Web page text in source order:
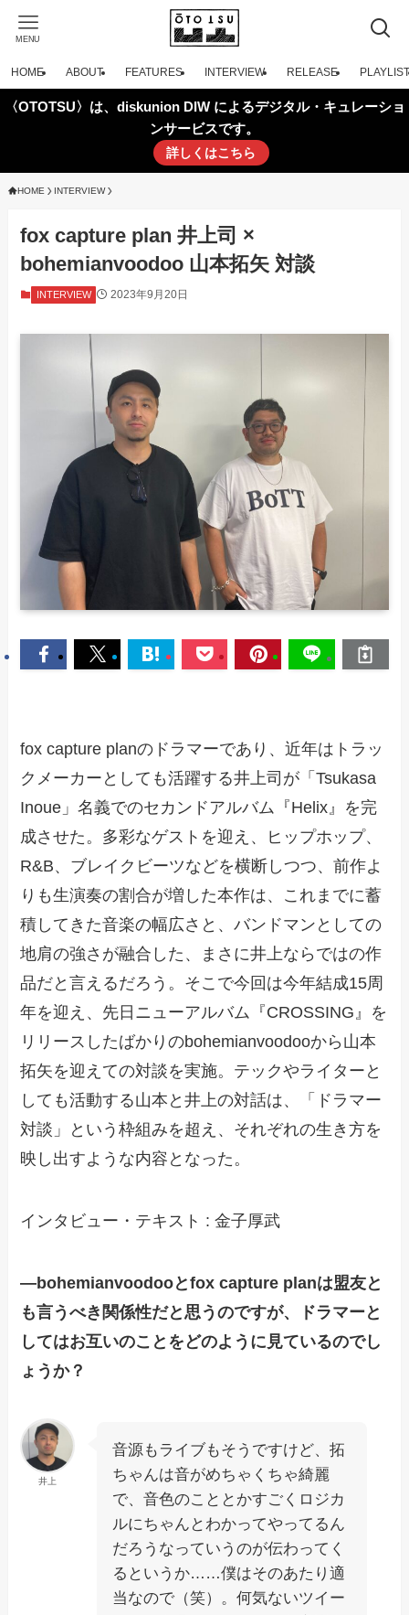
MENU
HOME ABOUT FEATURES INTERVIEW RELEASE PLAYLIST
〈OTOTSU〉は、diskunion DIW によるデジタル・キュレーショ
ンサービスです。
詳しくはこちら
HOME INTERVIEW
fox capture plan 井上司 ×
bohemianvoodoo 山本拓矢 対談
INTERVIEW 2023年9月20日
fox capture planのドラマーであり、近年はトラッ
クメーカーとしても活躍する井上司が「Tsukasa
Inoue」名義でのセカンドアルバム『Helix』を完
成させた。多彩なゲストを迎え、ヒップホップ、
R&B、ブレイクビーツなどを横断しつつ、前作よ
りも生演奏の割合が増した本作は、これまでに蓄
積してきた音楽の幅広さと、バンドマンとしての
地肩の強さが融合した、まさに井上ならではの作
品だと言えるだろう。そこで今回は今年結成15周
年を迎え、先日ニューアルバム『CROSSING』を
リリースしたばかりのbohemianvoodooから山本
拓矢を迎えての対談を実施。テックやライターと
しても活動する山本と井上の対話は、「ドラマー
対談」という枠組みを超え、それぞれの生き方を
映し出すような内容となった。
インタビュー・テキスト : 金子厚武
―bohemianvoodooとfox capture planは盟友と
も言うべき関係性だと思うのですが、ドラマーと
してはお互いのことをどのように見ているのでし
ょうか？
井上
音源もライブもそうですけど、拓
ちゃんは音がめちゃくちゃ綺麗
で、音色のこととかすごくロジカ
ルにちゃんとわかってやってるん
だろうなっていうのが伝わってく
るというか……僕はそのあたり適
当なので（笑）。何気ないツイー